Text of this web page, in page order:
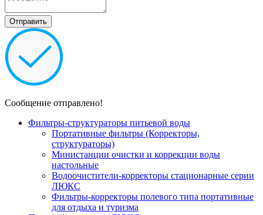
Сообщение отправлено!
Фильтры-структураторы питьевой воды
Портативные фильтры (Корректоры,
структураторы)
Министанции очистки и коррекции воды
настольные
Водоочистители-корректоры стационарные серии
ЛЮКС
Фильтры-корректоры полевого типа портативные
для отдыха и туризма